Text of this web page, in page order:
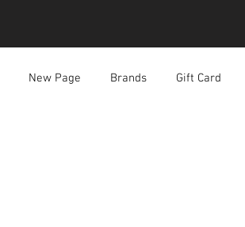
New Page Brands Gift Card